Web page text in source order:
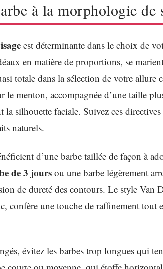
à la morphologie de
est déterminante dans le choix de
en matière de proportions, se
totale dans la sélection de votre allure
le menton, accompagnée d’une taille
la silhouette faciale. Suivez ces
naturels.
d’une barbe taillée de façon à
de 3 joursou une barbe légèrement
de dureté des contours. Le style Van
confère une touche de raffinement tout
évitez les barbes trop longues qui